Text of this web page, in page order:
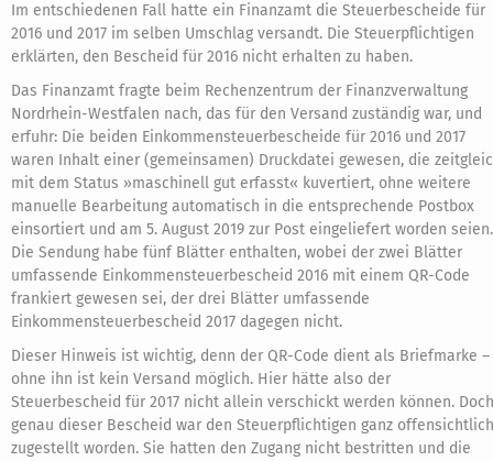
Im entschiedenen Fall hatte ein Finanzamt die Steuerbescheide für
2016 und 2017 im selben Umschlag versandt. Die Steuerpflichtigen
erklärten, den Bescheid für 2016 nicht erhalten zu haben.
Das Finanzamt fragte beim Rechenzentrum der Finanzverwaltung
Nordrhein-Westfalen nach, das für den Versand zuständig war, und
erfuhr: Die beiden Einkommensteuerbescheide für 2016 und 2017
waren Inhalt einer (gemeinsamen) Druckdatei gewesen, die
mit dem Status »maschinell gut erfasst« kuvertiert, ohne weitere
manuelle Bearbeitung automatisch in die entsprechende Postbox
einsortiert und am 5. August 2019 zur Post eingeliefert worden seien.
Die Sendung habe fünf Blätter enthalten, wobei der zwei Blätter
umfassende Einkommensteuerbescheid 2016 mit einem QR-Code
frankiert gewesen sei, der drei Blätter umfassende
Einkommensteuerbescheid 2017 dagegen nicht.
Dieser Hinweis ist wichtig, denn der QR-Code dient als Briefmarke –
ohne ihn ist kein Versand möglich. Hier hätte also der
Steuerbescheid für 2017 nicht allein verschickt werden können. Doch
genau dieser Bescheid war den Steuerpflichtigen ganz offensichtlich
zugestellt worden. Sie hatten den Zugang nicht bestritten und die